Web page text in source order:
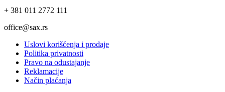
+ 381 011 2772 111
office@sax.rs
Uslovi korišćenja i prodaje
Politika privatnosti
Pravo na odustajanje
Reklamacije
Način plaćanja